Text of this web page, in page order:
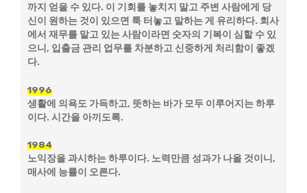
까지 얻을 수 있다. 이 기회를 놓치지 말고 주변 사람에게 당
신이 원하는 것이 있으면 툭 터놓고 말하는 게 유리하다. 회사
에서 재무를 맡고 있는 사람이라면 숫자의 기복이 심할 수 있
으니, 입출금 관리 업무를 차분하고 신중하게 처리함이 좋겠
다.
1996
생활에 의욕도 가득하고, 뜻하는 바가 모두 이루어지는 하루
이다. 시간을 아끼도록.
1984
노익장을 과시하는 하루이다. 노력만큼 성과가 나올 것이니,
매사에 능률이 오른다.